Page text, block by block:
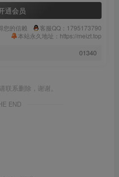
通会员
您的信赖
客服QQ：1795173790
本站永久地址：https://meizt.top
01340
联系删除，谢谢。
END